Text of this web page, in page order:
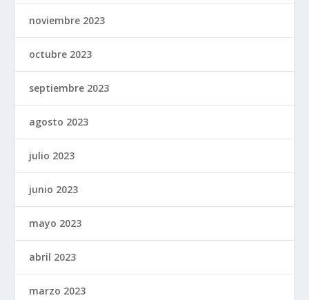
noviembre 2023
octubre 2023
septiembre 2023
agosto 2023
julio 2023
junio 2023
mayo 2023
abril 2023
marzo 2023